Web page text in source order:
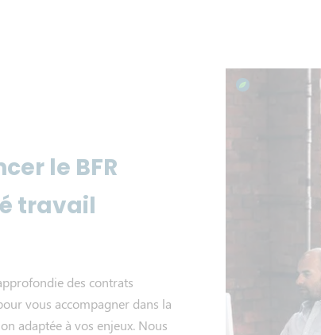
le BFR
travail
des contrats
vous accompagner dans la
adaptée à vos enjeux. Nous